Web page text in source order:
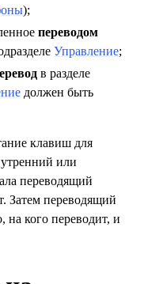
);
переводом
Управление;
в разделе
должен быть
клавиш для
или
переводящий
Затем переводящий
на кого переводит, и